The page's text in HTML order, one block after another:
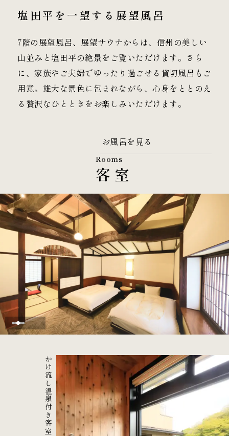
塩田平を一望する 展望風呂
7階の展望風呂、展望サウナからは、信州の美しい
山並みと塩田平の絶景をご覧いただけます。さら
に、家族やご夫婦でゆったり過ごせる貸切風呂もご
用意。 雄大な景色に包まれながら、心身をととのえ
る贅沢なひとときをお楽しみいただけます。
お風呂を見る
Rooms
客室
かけ流し温泉付き客室